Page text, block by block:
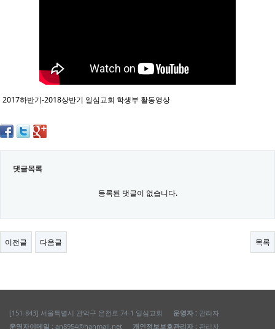
2017하반기-2018상반기 일심교회 학생부 활동영상
댓글목록
등록된 댓글이 없습니다.
이전글 다음글 목록
[151-843] 서울특별시 관악구 은천로 74-1 일심교회 운영자 : 관리자
운영자이메일 : an8954@hanmail.net 개인정보보호관리자 : 관리자